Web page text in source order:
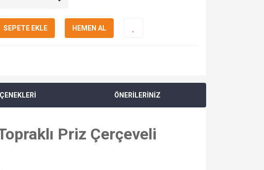
SEPETE EKLE HEMEN AL
ÖNERİLERİNİZ
Priz Çerçeveli